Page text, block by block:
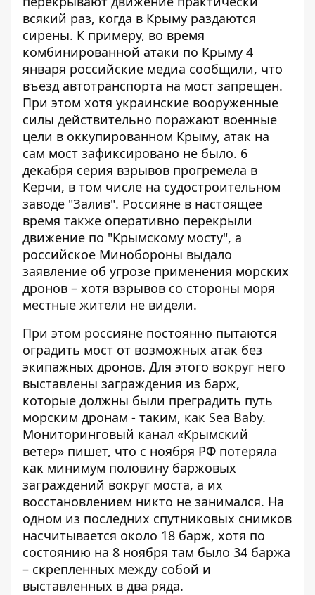
всякий раз, когда в Крыму раздаются
сирены. К примеру, во время
комбинированной атаки по Крыму 4
января российские медиа сообщили, что
въезд автотранспорта на мост запрещен.
При этом хотя украинские вооруженные
силы действительно поражают военные
цели в оккупированном Крыму, атак на
сам мост зафиксировано не было. 6
декабря серия взрывов прогремела в
Керчи, в том числе на судостроительном
заводе "Залив". Россияне в настоящее
время также оперативно перекрыли
движение по "Крымскому мосту", а
российское Минобороны выдало
заявление об угрозе применения морских
дронов – хотя взрывов со стороны моря
местные жители не видели.
При этом россияне постоянно пытаются
оградить мост от возможных атак без
экипажных дронов. Для этого вокруг него
выставлены заграждения из барж,
которые должны были преградить путь
морским дронам - таким, как Sea Baby.
Мониторинговый канал «Крымский
ветер» пишет, что с ноября РФ потеряла
как минимум половину баржовых
заграждений вокруг моста, а их
восстановлением никто не занимался. На
одном из последних спутниковых снимков
насчитывается около 18 барж, хотя по
состоянию на 8 ноября там было 34 баржа
– скрепленных между собой и
выставленных в два ряда.